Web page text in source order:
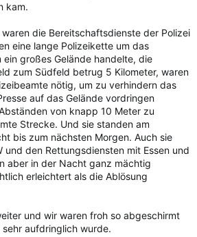
kam.
die Bereitschaftsdienste der Polizei
eine lange Polizeikette um das
ein großes Gelände handelte, die
zum Südfeld betrug 5 Kilometer, waren
nötig, um zu verhindern das
auf das Gelände vordringen
von knapp 10 Meter zu
Strecke. Und sie standen am
bis zum nächsten Morgen. Auch sie
und den Rettungsdiensten mit Essen und
aber in der Nacht ganz mächtig
erleichtert als die Ablösung
und wir waren froh so abgeschirmt
sehr aufdringlich wurde.